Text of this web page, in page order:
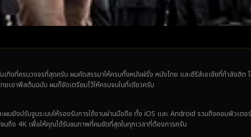
งที่ครบวงจรที่สุดครับ ผมคัดสรรมาให้ครบทั้งหนังฝรั่ง หนังไทย และซีรีส์เอเชียที่กำลังฮิต
เอาฟีลต้นฉบับ ผมก็จัดเตรียมไว้ให้ครบจบในที่เดียวครับ
ผมยังปรับจูนระบบให้รองรับการใช้งานผ่านมือถือ ทั้ง iOS และ Android รวมถึงคอมพิวเต
นถึง 4K เพื่อให้คุณได้รับชมภาพที่คมชัดที่สุดในทุกเวลาที่ต้องการครับ